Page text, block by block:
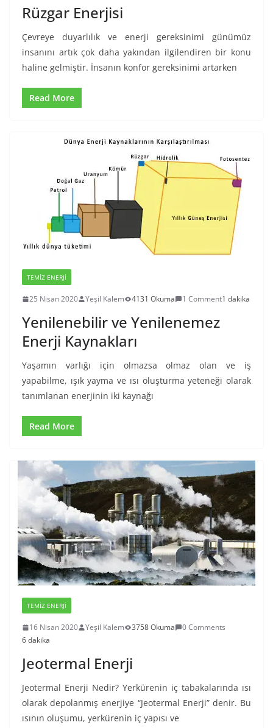
Rüzgar Enerjisi
Çevreye duyarlılık ve enerji gereksinimi günümüz
insanını artık çok daha yakından ilgilendiren bir konu
haline gelmiştir. İnsanın konfor gereksinimi artarken
Read More
TEMIZ ENERJI
25 Nisan 2020 Yeşil Kalem 4131 Okuma 1 Comment1 dakika
Yenilenebilir ve Yenilenemez
Enerji Kaynakları
Yaşamın varlığı için olmazsa olmaz olan ve iş
yapabilme, ışık yayma ve ısı oluşturma yeteneği olarak
tanımlanan enerjinin iki kaynağı
Read More
TEMIZ ENERJI
16 Nisan 2020 Yeşil Kalem 3758 Okuma
0 Comments
6 dakika
Jeotermal Enerji
Jeotermal Enerji Nedir? Yerkürenin iç tabakalarında ısı
olarak depolanmış enerjiye “Jeotermal Enerji” denir. Bu
ısının oluşumu, yerkürenin iç yapısı ve